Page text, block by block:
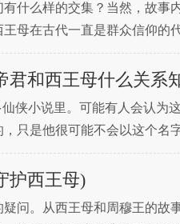
什么样的交集？当然，故事
母在古代一直是群众信仰的
势力的代表。让我们来看看
君和西王母什么关系
侠小说里。可能有人会认为
只是他很可能不会以这个名
其实在各种古代鬼小说里，
护西王母)
问。从西王母和周穆王的故